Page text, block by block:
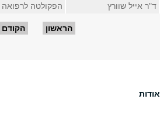
ד"ר אייל שוורץ
הפקולטה לרפואה
הראשון הקודם
אודות